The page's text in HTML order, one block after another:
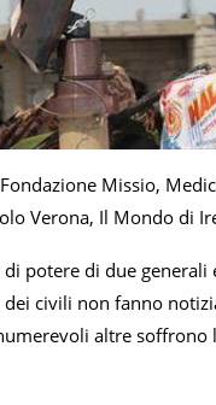
Missio,
Verona, Il Mondo di
potere di due
civili non fanno
altre soffrono